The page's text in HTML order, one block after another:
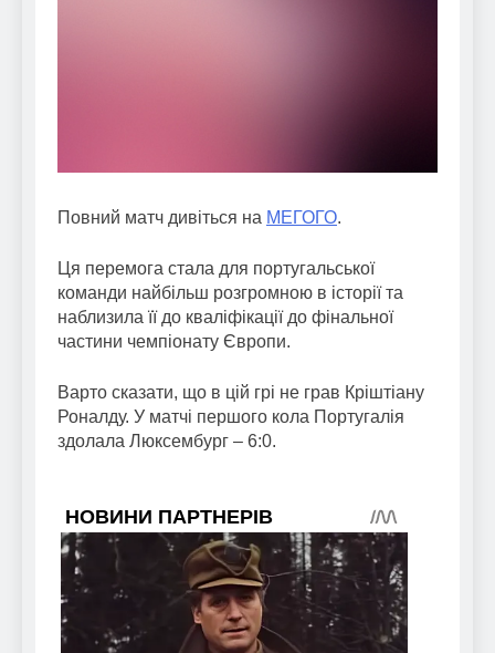
Повний матч дивіться на МЕГОГО.
Ця перемога стала для португальської
команди найбільш розгромною в історії та
наблизила її до кваліфікації до фінальної
частини чемпіонату Європи.
Варто сказати, що в цій грі не грав Кріштіану
Роналду. У матчі першого кола Португалія
здолала Люксембург – 6:0.